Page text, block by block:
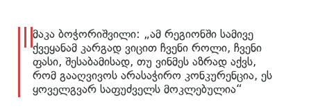
მაკა ბოჭორიშვილი: „ამ რეგიონში სამივე
ქვეყანამ კარგად ვიცით ჩვენი როლი, ჩვენი
ფასი, შესაბამისად, თუ ვინმეს აზრად აქვს,
რომ გააღვივოს არასაჭირო კონკურენცია, ეს
ყოველგვარ საფუძველს მოკლებულია“